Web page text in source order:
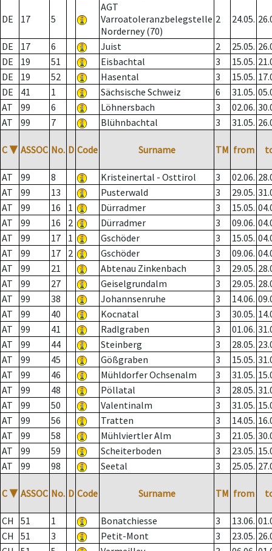
DE 17 5
AGT
Varroatoleranzbelegstelle
Norderney (70)
2 24.05.
DE 17 6 Juist 2 25.05.
DE
19 51 Eisbachtal 3 15.05.
DE
19 52 Hasental 3 15.05.
DE
41 1 Sächsische Schweiz 6 31.05.
AT
99 6 Löhnersbach 3 02.06.
AT
99 7 Blühnbachtal 3 31.05.
C ▼ ASSOC No. D Code Surname TM from
AT 99 8 Kristeinertal - Osttirol 3 02.06.
AT
99 13 Pusterwald 3 29.05.
AT
99 16 1 Dürradmer 3 15.05.
AT
99 16 2 Dürradmer 3 09.06.
AT
99 17 1 Gschöder 3 15.05.
AT
99 17 2 Gschöder 3 09.06.
AT
99 21 Abtenau Zinkenbach 3 29.05.
AT
99 27 Geiselgrundalm 3 29.05.
AT
99 38 Johannsenruhe 3 14.06.
AT
99 40 Kocnatal 3 30.05.
AT
99 41 Radlgraben 3 01.06.
AT
99 44 Steinberg 3 28.05.
AT
99 45 Gößgraben 3 15.05.
AT
99 46 Mühldorfer Ochsenalm 3 31.05.
AT
99 48 Pöllatal 3 28.05.
AT
99 50 Valentinalm 3 31.05.
AT
99 56 Tratten 3 14.05.
AT
99 58 Mühlviertler Alm 3 21.05.
AT
99 59 Scheiterboden 3 23.05.
AT
99 98 Seetal 3 25.05.
C ▼ ASSOC No. D Code Surname TM from
CH 51 1 Bonatchiesse 3 13.06.
CH
51 3 Petit-Mont 3 23.05.